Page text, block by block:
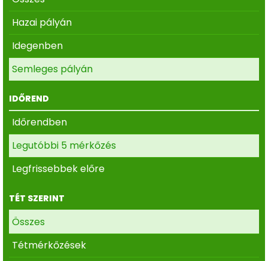
Hazai pályán
Idegenben
Semleges pályán
IDŐREND
Időrendben
Legutóbbi 5 mérkőzés
Legfrissebbek előre
TÉT SZERINT
Összes
Tétmérkőzések